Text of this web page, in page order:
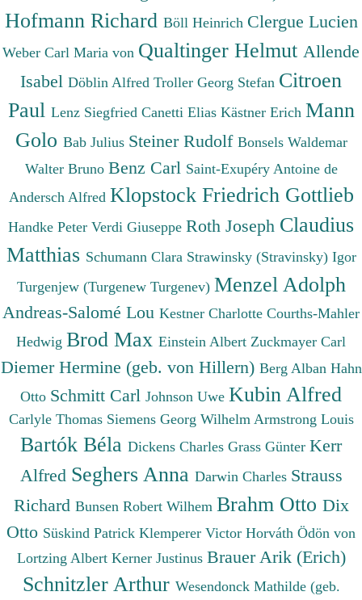
Hofmann Richard Böll Heinrich Clergue Lucien
Weber Carl Maria von Qualtinger Helmut Allende
Isabel Döblin Alfred Troller Georg Stefan Citroen
Paul Lenz Siegfried Canetti Elias Kästner Erich Mann
Golo Bab Julius Steiner Rudolf Bonsels Waldemar
Walter Bruno Benz Carl Saint-Exupéry Antoine de
Andersch Alfred Klopstock Friedrich Gottlieb
Handke Peter Verdi Giuseppe Roth Joseph Claudius
Matthias Schumann Clara Strawinsky (Stravinsky) Igor
Turgenjew (Turgenew Turgenev) Menzel Adolph
Andreas-Salomé Lou Kestner Charlotte Courths-Mahler
Hedwig Brod Max Einstein Albert Zuckmayer Carl
Diemer Hermine (geb. von Hillern) Berg Alban Hahn
Otto Schmitt Carl Johnson Uwe Kubin Alfred
Carlyle Thomas Siemens Georg Wilhelm Armstrong Louis
Bartók Béla Dickens Charles Grass Günter Kerr
Alfred Seghers Anna Darwin Charles Strauss
Richard Bunsen Robert Wilhem Brahm Otto Dix
Otto Süskind Patrick Klemperer Victor Horváth Ödön von
Lortzing Albert Kerner Justinus Brauer Arik (Erich)
Schnitzler Arthur Wesendonck Mathilde (geb.